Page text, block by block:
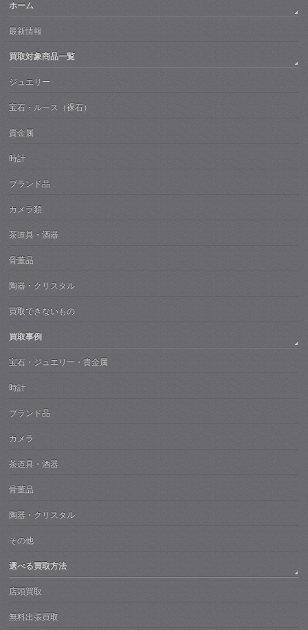
ホーム
最新情報
買取対象商品一覧
ジュエリー
宝石・ルース（裸石）
貴金属
時計
ブランド品
カメラ類
茶道具・酒器
骨董品
陶器・クリスタル
買取できないもの
買取事例
宝石・ジュエリー・貴金属
時計
ブランド品
カメラ
茶道具・酒器
骨董品
陶器・クリスタル
その他
選べる買取方法
店頭買取
無料出張買取